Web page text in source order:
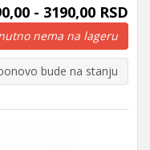
- 3190,00 RSD
nema na lageru
bude na stanju